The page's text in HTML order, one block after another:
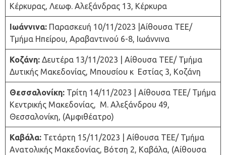
Κέρκυρας, Λεωφ. Αλεξάνδρας 13, Κέρκυρα
Ιωάννινα: Παρασκευή 10/11/2023 |Αίθουσα ΤΕΕ/
Τμήμα Ηπείρου, Αραβαντινού 6-8, Ιωάννινα
Κοζάνη: Δευτέρα 13/11/2023 | Αίθουσα ΤΕΕ/ Τμήμα
Δυτικής Μακεδονίας, Μπουσίου κ Εστίας 3, Κοζάνη
Θεσσαλονίκη: Τρίτη 14/11/2023 | Αίθουσα ΤΕΕ/ Τμήμα
Κεντρικής Μακεδονίας, Μ. Αλεξάνδρου 49,
Θεσσαλονίκη, (Αμφιθέατρο)
Καβάλα: Τετάρτη 15/11/2023 | Αίθουσα ΤΕΕ/ Τμήμα
Ανατολικής Μακεδονίας, Βότση 2, Καβάλα, (Αίθουσα